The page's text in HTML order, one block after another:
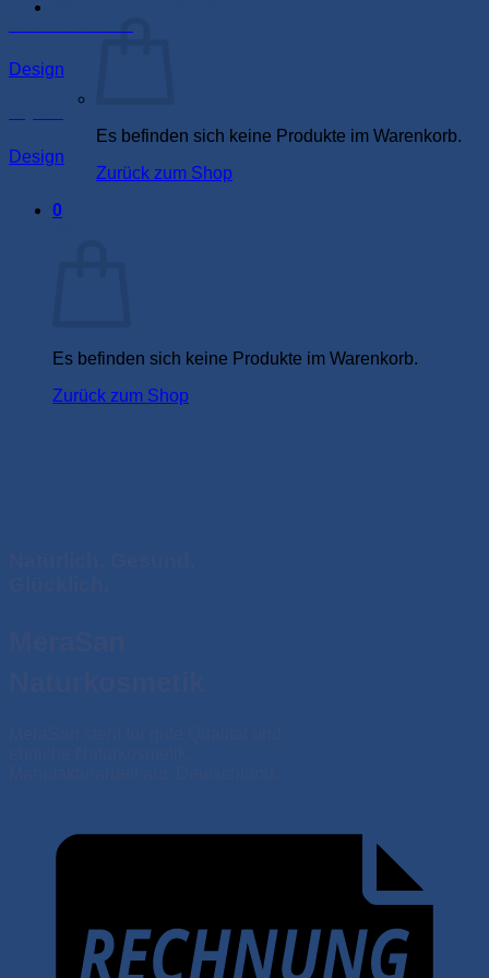
Es befinden sich keine Produkte im Warenkorb.
Zurück zum Shop
0
Es befinden sich keine Produkte im Warenkorb.
Zurück zum Shop
Design
Design